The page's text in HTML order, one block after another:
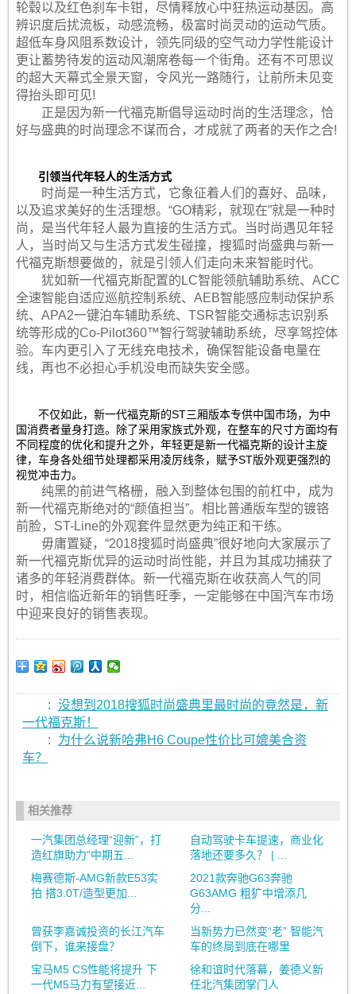
轮毂以及红色刹车卡钳，尽情释放心中狂热运动基因。高
辨识度后扰流板，动感流畅，极富时尚灵动的运动气质。
超低车身风阻系数设计，领先同级的空气动力学性能设计
更让蓄势待发的运动风潮席卷每一个街角。还有不可思议
的超大天幕式全景天窗，令风光一路随行，让前所未见变
得抬头即可见!
正是因为新一代福克斯倡导运动时尚的生活理念，恰
好与盛典的时尚理念不谋而合，才成就了两者的天作之合!
引领当代年轻人的生活方式
时尚是一种生活方式，它象征着人们的喜好、品味，
以及追求美好的生活理想。“GO精彩，就现在”就是一种时
尚，是当代年轻人最为直接的生活方式。当时尚遇见年轻
人，当时尚又与生活方式发生碰撞，搜狐时尚盛典与新一
代福克斯想要做的，就是引领人们走向未来智能时代。
犹如新一代福克斯配置的LC智能领航辅助系统、ACC
全速智能自适应巡航控制系统、AEB智能感应制动保护系
统、APA2一键泊车辅助系统、TSR智能交通标志识别系
统等形成的Co-Pilot360™智行驾驶辅助系统，尽享驾控体
验。车内更引入了无线充电技术，确保智能设备电量在
线，再也不必担心手机没电而缺失安全感。
不仅如此，新一代福克斯的ST三厢版本专供中国市场，为中
国消费者量身打造。除了采用家族式外观，在整车的尺寸方面均有
不同程度的优化和提升之外，年轻更是新一代福克斯的设计主旋
律，车身各处细节处理都采用凌厉线条，赋予ST版外观更强烈的
视觉冲击力。
纯黑的前进气格栅，融入到整体包围的前杠中，成为
新一代福克斯绝对的“颜值担当”。相比普通版车型的镀铬
前脸，ST-Line的外观套件显然更为纯正和干练。
毋庸置疑，“2018搜狐时尚盛典”很好地向大家展示了
新一代福克斯优异的运动时尚性能，并且为其成功捕获了
诸多的年轻消费群体。新一代福克斯在收获高人气的同
时，相信临近新年的销售旺季，一定能够在中国汽车市场
中迎来良好的销售表现。
: 没想到2018搜狐时尚盛典里最时尚的竟然是，新
一代福克斯！
:
为什么说新哈弗H6 Coupe性价比可媲美合资
车？
相关推荐
一汽集团总经理“迎新”，打
造红旗助力“中期五...
自动驾驶卡车提速，商业化
落地还要多久？ | ...
梅赛德斯-AMG新款E53实
拍 搭3.0T/造型更加...
2021款奔驰G63奔驰
G63AMG 粗犷中增添几
分...
曾获李嘉诚投资的长江汽车
倒下，谁来接盘？
当新势力已然变“老” 智能汽
车的终局到底在哪里
宝马M5 CS性能将提升 下
一代M5马力有望接近...
徐和谊时代落幕，姜德义新
任北汽集团掌门人